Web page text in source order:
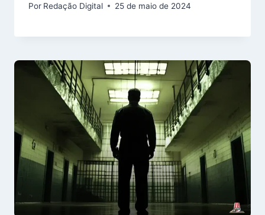
Por Redação Digital 25 de maio de 2024